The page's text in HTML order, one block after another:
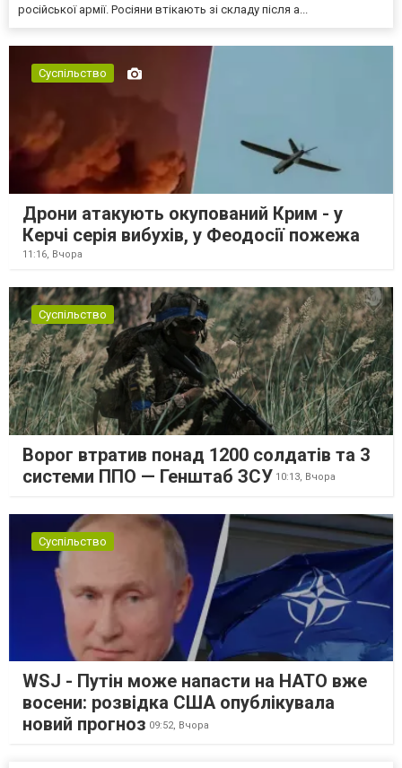
російської армії. Росіяни втікають зі складу після а...
Суспільство
Дрони атакують окупований Крим - у
Керчі серія вибухів, у Феодосії пожежа
11:16, Вчора
Суспільство
Ворог втратив понад 1200 солдатів та 3
системи ППО — Генштаб ЗСУ 10:13, Вчора
Суспільство
WSJ - Путін може напасти на НАТО вже
восени: розвідка США опублікувала
новий прогноз 09:52, Вчора